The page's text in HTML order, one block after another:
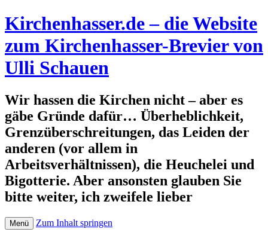
Kirchenhasser.de – die Website
zum Kirchenhasser-Brevier von
Ulli Schauen
Wir hassen die Kirchen nicht – aber es
gäbe Gründe dafür… Überheblichkeit,
Grenzüberschreitungen, das Leiden der
anderen (vor allem in
Arbeitsverhältnissen), die Heuchelei und
Bigotterie. Aber ansonsten glauben Sie
bitte weiter, ich zweifele lieber
Menü Zum Inhalt springen